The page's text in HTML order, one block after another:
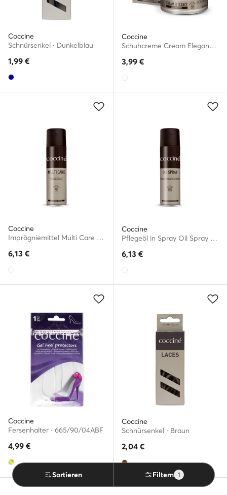
Sortieren Filtern 1
Coccine
Schnürsenkel · Dunkelblau
1,99 €
Coccine
Schuhcreme Cream Elegance 55/26/50/01/Z/V7
3,99 €
Coccine
Imprägniemittel Multi Care 55/531/250/A/V2
6,13 €
Coccine
Pflegeöl in Spray Oil Spray 55/55/250/A/V6
6,13 €
Coccine
Fersenhalter · 665/90/04ABF
4,99 €
Coccine
Schnürsenkel · Braun
2,04 €